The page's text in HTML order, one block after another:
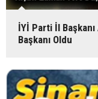
İYİ Parti İl
Başkanı Oldu